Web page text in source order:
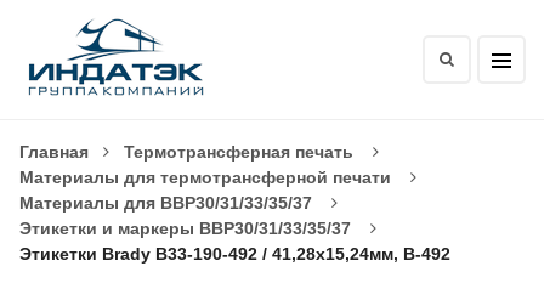
Главная
Термотрансферная печать
Материалы для термотрансферной печати
Материалы для BBP30/31/33/35/37
Этикетки и маркеры BBP30/31/33/35/37
Этикетки Brady B33-190-492 / 41,28x15,24мм, B-492